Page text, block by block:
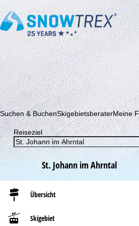
Abonnieren Sie unseren Newsletter
Suchen & BuchenSkigebietsberaterMeine
Reiseziel
St. Johann im Ahrntal
Übersicht
Skigebiet